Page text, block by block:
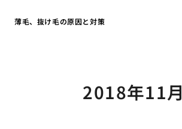
薄毛、抜け毛の原因と対策
2018年11月